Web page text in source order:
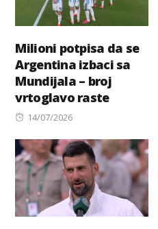
Milioni potpisa da se
Argentina izbaci sa
Mundijala – broj
vrtoglavo raste
Posted
14/07/2026